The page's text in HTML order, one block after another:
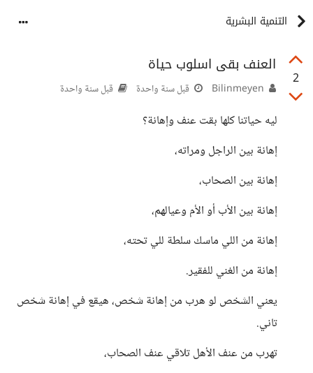
التنمية البشرية
2
العنف بقى اسلوب حياة
قبل سنة واحدة قبل سنة واحدة
ليه حياتنا كلها بقت عنف وإهانة؟
إهانة بين الراجل ومراته،
إهانة بين الصحاب،
إهانة بين الأب أو الأم وعيالهم،
إهانة من اللي ماسك سلطة للي تحته،
إهانة من الغني للفقير.
يعني الشخص لو هرب من إهانة شخص، هيقع في إهانة شخص
تاني.
تهرب من عنف الأهل تلاقي عنف الصحاب،